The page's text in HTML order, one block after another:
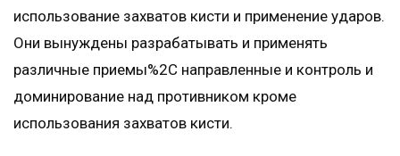
использование захватов кисти и применение ударов.
Они вынуждены разрабатывать и применять
различные приемы%2C направленные и контроль и
доминирование над противником кроме
использования захватов кисти.